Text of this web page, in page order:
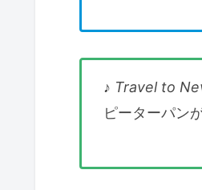
♪ Travel to
ピーターパン